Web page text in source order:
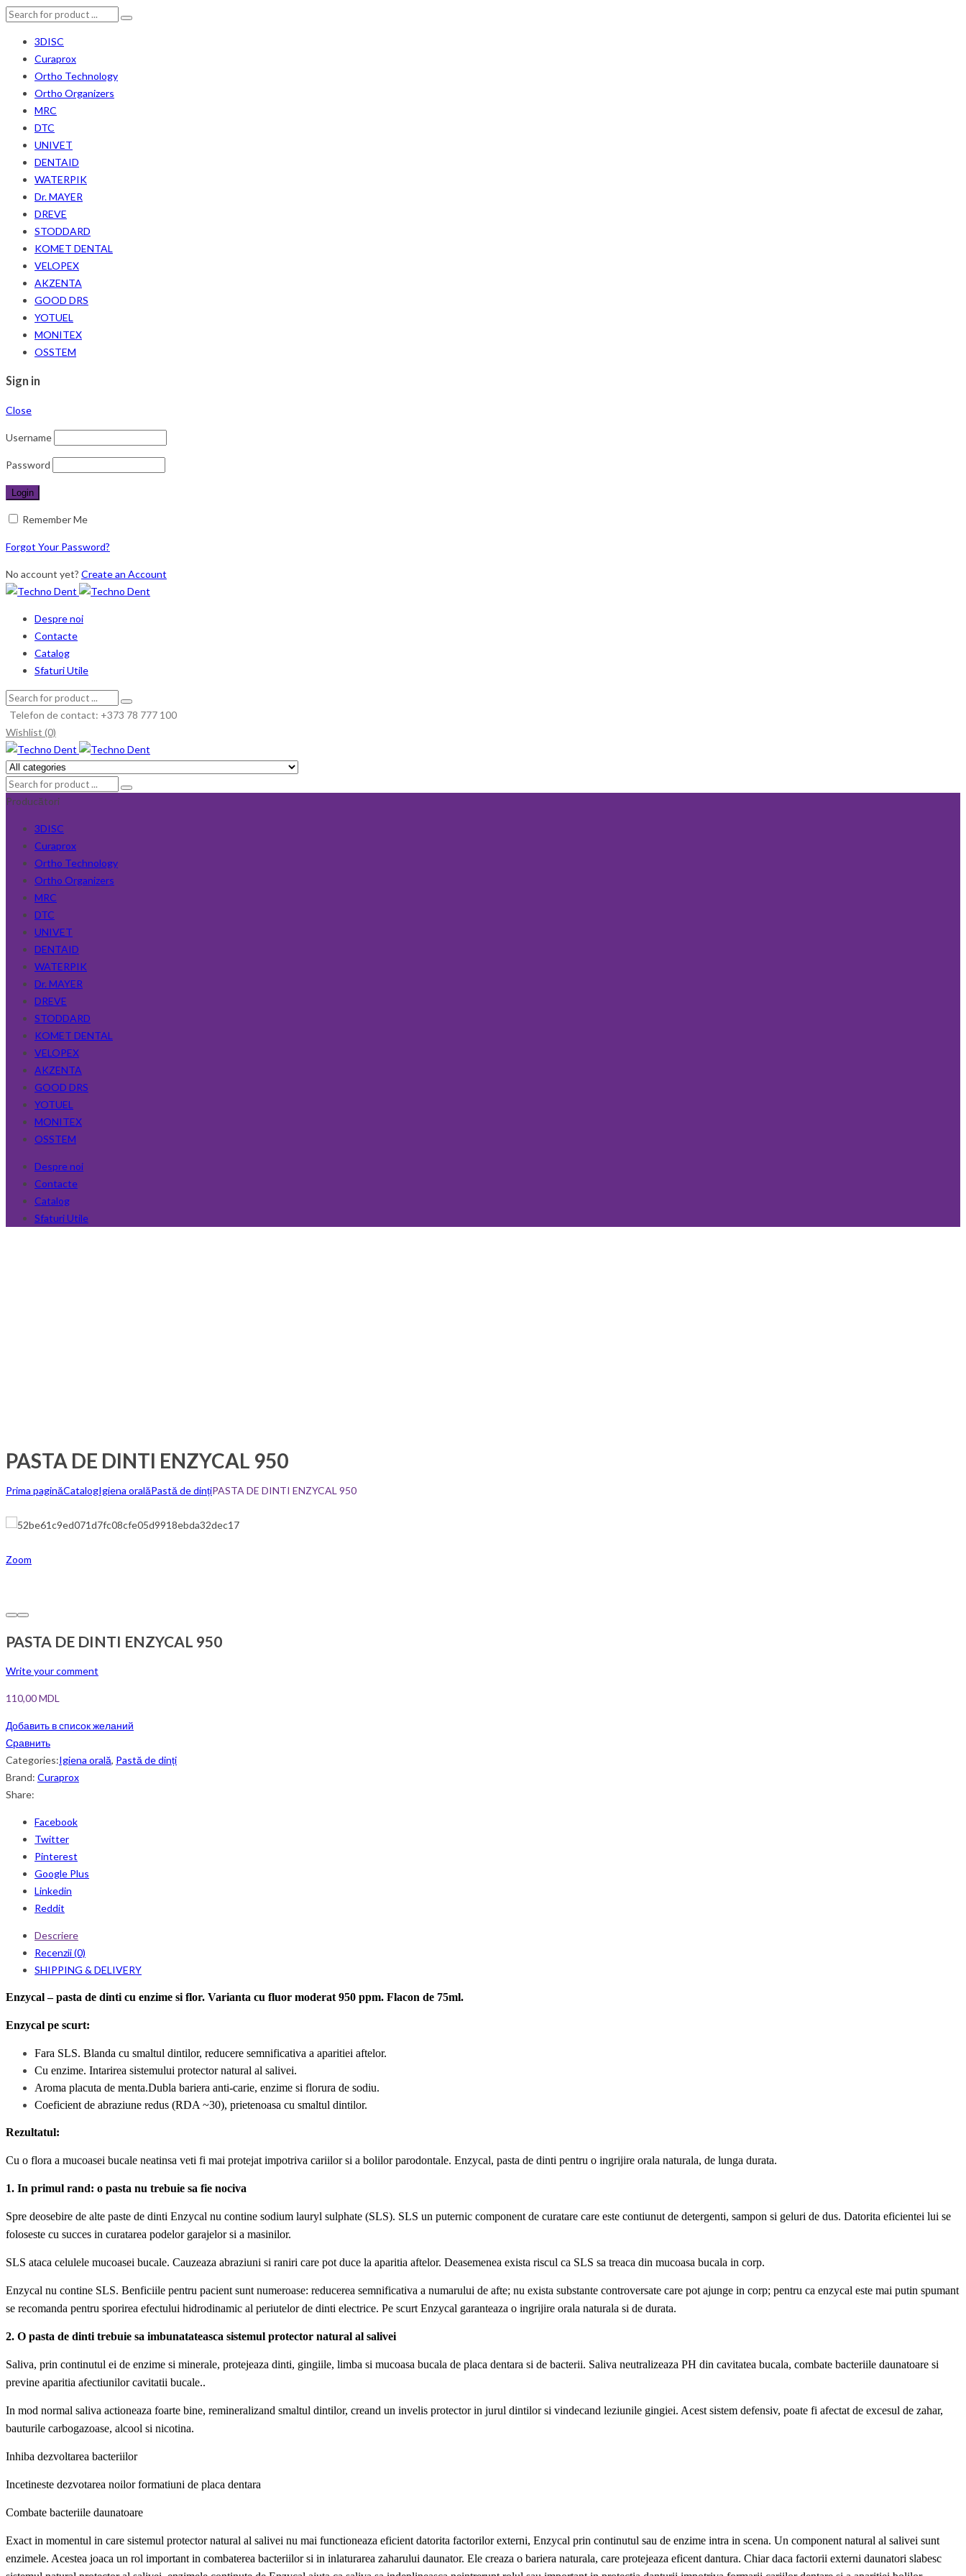
3DISC
Curaprox
Ortho Technology
Ortho Organizers
MRC
DTC
UNIVET
DENTAID
WATERPIK
Dr. MAYER
DREVE
STODDARD
KOMET DENTAL
VELOPEX
AKZENTA
GOOD DRS
YOTUEL
MONITEX
OSSTEM
Sign in
Close
Username
Password
Remember Me
Forgot Your Password?
No account yet? Create an Account
Despre noi
Contacte
Catalog
Sfaturi Utile
Telefon de contact: +373 78 777 100
Wishlist (0)
Producători
3DISC
Curaprox
Ortho Technology
Ortho Organizers
MRC
DTC
UNIVET
DENTAID
WATERPIK
Dr. MAYER
DREVE
STODDARD
KOMET DENTAL
VELOPEX
AKZENTA
GOOD DRS
YOTUEL
MONITEX
OSSTEM
Despre noi
Contacte
Catalog
Sfaturi Utile
PASTA DE DINTI ENZYCAL 950
Prima paginăCatalogIgiena oralăPastă de dințiPASTA DE DINTI ENZYCAL 950
Zoom
PASTA DE DINTI ENZYCAL 950
Write your comment
110,00MDL
Добавить в список желаний
Сравнить
Categories:Igiena orală, Pastă de dinți
Brand: Curaprox
Share:
Facebook
Twitter
Pinterest
Google Plus
Linkedin
Reddit
Descriere
Recenzii (0)
SHIPPING & DELIVERY
Enzycal – pasta de dinti cu enzime si flor. Varianta cu fluor moderat 950 ppm. Flacon de 75ml.
Enzycal pe scurt:
Fara SLS. Blanda cu smaltul dintilor, reducere semnificativa a aparitiei aftelor.
Cu enzime. Intarirea sistemului protector natural al salivei.
Aroma placuta de menta.Dubla bariera anti-carie, enzime si florura de sodiu.
Coeficient de abraziune redus (RDA ~30), prietenoasa cu smaltul dintilor.
Rezultatul:
Cu o flora a mucoasei bucale neatinsa veti fi mai protejat impotriva cariilor si a bolilor parodontale. Enzycal, pasta de dinti pentru o ingrijire orala naturala, de lunga durata.
1. In primul rand: o pasta nu trebuie sa fie nociva
Spre deosebire de alte paste de dinti Enzycal nu contine sodium lauryl sulphate (SLS). SLS un puternic component de curatare care este contiunut de detergenti, sampon si geluri de dus. Datorita eficientei lui se
foloseste cu succes in curatarea podelor garajelor si a masinilor.
SLS ataca celulele mucoasei bucale. Cauzeaza abraziuni si raniri care pot duce la aparitia aftelor. Deasemenea exista riscul ca SLS sa treaca din mucoasa bucala in corp.
Enzycal nu contine SLS. Benficiile pentru pacient sunt numeroase: reducerea semnificativa a numarului de afte; nu exista substante controversate care pot ajunge in corp; pentru ca enzycal este mai putin spumant
se recomanda pentru sporirea efectului hidrodinamic al periutelor de dinti electrice. Pe scurt Enzycal garanteaza o ingrijire orala naturala si de durata.
2. O pasta de dinti trebuie sa imbunatateasca sistemul protector natural al salivei
Saliva, prin continutul ei de enzime si minerale, protejeaza dinti, gingiile, limba si mucoasa bucala de placa dentara si de bacterii. Saliva neutralizeaza PH din cavitatea bucala, combate bacteriile daunatoare si
previne aparitia afectiunilor cavitatii bucale..
In mod normal saliva actioneaza foarte bine, remineralizand smaltul dintilor, creand un invelis protector in jurul dintilor si vindecand leziunile gingiei. Acest sistem defensiv, poate fi afectat de excesul de zahar,
bauturile carbogazoase, alcool si nicotina.
Inhiba dezvoltarea bacteriilor
Incetineste dezvotarea noilor formatiuni de placa dentara
Combate bacteriile daunatoare
Exact in momentul in care sistemul protector natural al salivei nu mai functioneaza eficient datorita factorilor externi, Enzycal prin continutul sau de enzime intra in scena. Un component natural al salivei sunt
enzimele. Acestea joaca un rol important in combaterea bacteriilor si in inlaturarea zaharului daunator. Ele creaza o bariera naturala, care protejeaza eficent dantura. Chiar daca factorii externi daunatori slabesc